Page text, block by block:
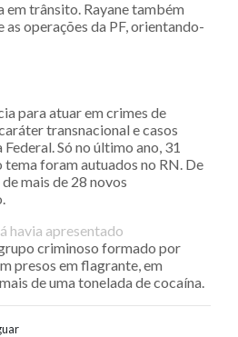
trânsito. Rayane também
operações da PF, orientando-
para atuar em crimes de
transnacional e casos
Só no último ano, 31
foram autuados no RN. De
mais de 28 novos
havia apresentado
criminoso formado por
presos em flagrante, em
de uma tonelada de cocaína.